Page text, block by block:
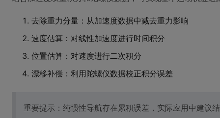
去除重力分量：从加速度数据中减去重力影响
速度估算：对线性加速度进行时间积分
位置估算：对速度进行二次积分
漂移补偿：利用陀螺仪数据校正积分误差
重要提示：纯惯性导航存在累积误差，实际应用中建议